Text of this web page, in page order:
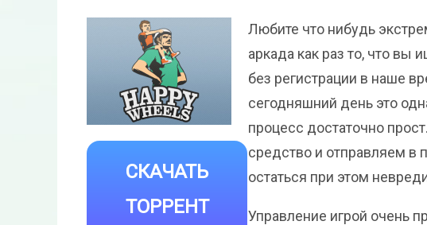
СКАЧАТЬ
ТОРРЕНТ
Любите что нибудь
аркада как раз то, что вы
без регистрации в наше
сегодняшний день это
процесс достаточно
средство и отправляем в
остаться при этом
Управление игрой очень